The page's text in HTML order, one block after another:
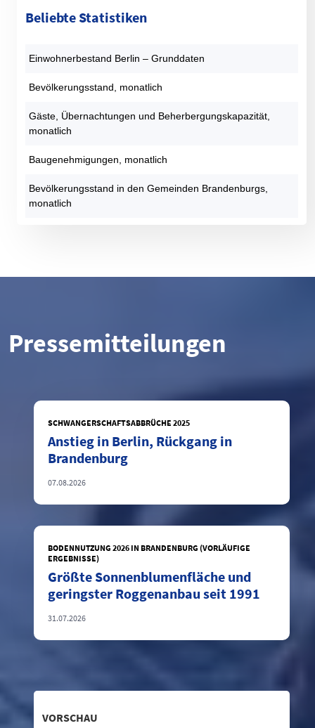
Beliebte Statistiken
Einwohnerbestand Berlin – Grunddaten
Bevölkerungsstand, monatlich
Gäste, Übernachtungen und Beherbergungskapazität,
monatlich
Baugenehmigungen, monatlich
Bevölkerungsstand in den Gemeinden Brandenburgs,
monatlich
Pressemitteilungen
SCHWANGERSCHAFTSABBRÜCHE 2025
Anstieg in Berlin, Rückgang in
Brandenburg
07.08.2026
BODENNUTZUNG 2026 IN BRANDENBURG (VORLÄUFIGE
ERGEBNISSE)
Größte Sonnenblumenfläche und
geringster Roggenanbau seit 1991
31.07.2026
VORSCHAU